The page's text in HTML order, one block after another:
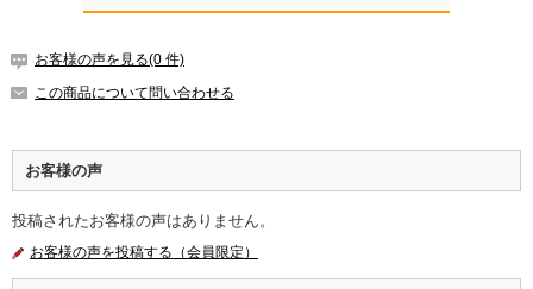
お客様の声を見る(0 件)
この商品について問い合わせる
お客様の声
投稿されたお客様の声はありません。
お客様の声を投稿する（会員限定）